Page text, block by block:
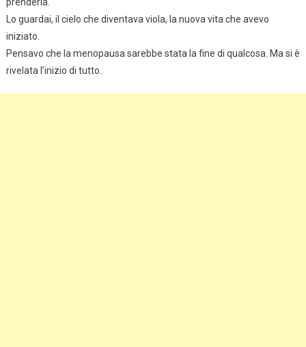
Lo guardai, il cielo che diventava viola, la nuova vita che avevo
iniziato.
Pensavo che la menopausa sarebbe stata la fine di qualcosa. Ma si è
rivelata l’inizio di tutto.